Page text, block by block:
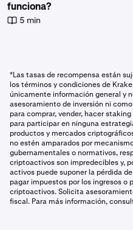
funciona?
5 min
*Las tasas de recompensa están
los términos y condiciones de
únicamente información general y
asesoramiento de inversión ni
para comprar, vender, hacer
para participar en ninguna
productos y mercados
no estén amparados por
gubernamentales o normativos,
criptoactivos son impredecibles y,
activos puede suponer la pérdida
pagar impuestos por los ingresos o
criptoactivos. Solicita
fiscal. Para más información,